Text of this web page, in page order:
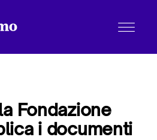
Fondazione
i documenti